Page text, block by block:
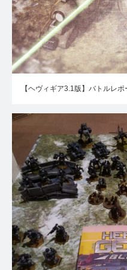
【ヘヴィギア3.1版】バトルレ